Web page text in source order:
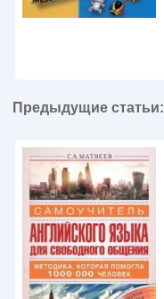
Предыдущие статьи: